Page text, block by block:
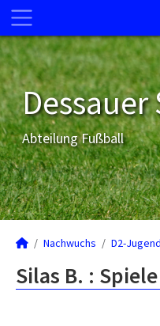
Dessauer
Abteilung Fußball
Nachwuchs D2-Jugend
Silas B. :